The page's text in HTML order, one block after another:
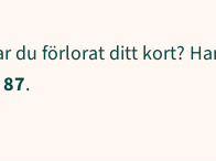
du förlorat ditt kort?
.